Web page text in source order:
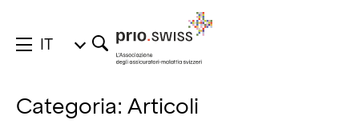
IT
Categoria: Articoli